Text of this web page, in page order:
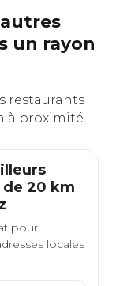
un rayon
restaurants
à proximité.
de 20 km
pour
locales